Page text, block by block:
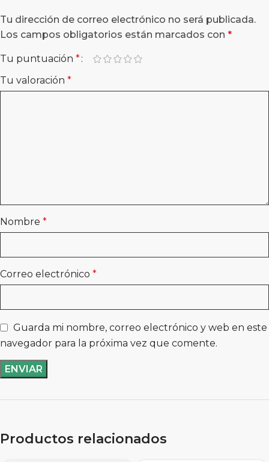
Tu dirección de correo electrónico no será publicada.
Los campos obligatorios están marcados con *
Tu puntuación *
Tu valoración *
Nombre *
Correo electrónico *
Guarda mi nombre, correo electrónico y web en este
navegador para la próxima vez que comente.
Productos relacionados